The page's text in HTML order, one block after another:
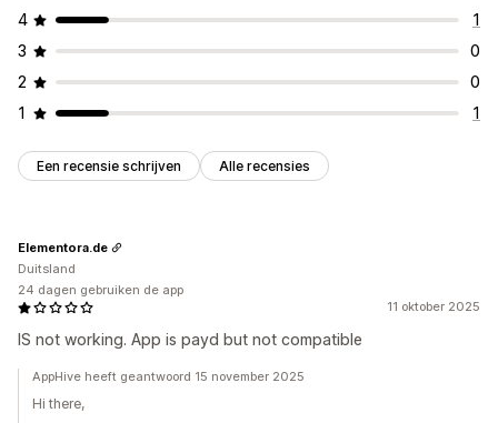
4
1
3
0
2
0
1
1
Een recensie schrijven Alle recensies
11 oktober 2025
IS not working. App is payd but not compatible
Elementora.de
Duitsland
24 dagen gebruiken de app
AppHive heeft geantwoord 15 november 2025
Hi there,